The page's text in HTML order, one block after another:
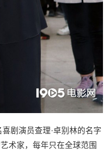
剧演员查理·卓别林的名字
术家，每年只在全球范围